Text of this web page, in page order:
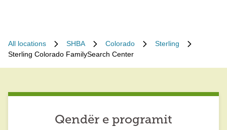
All locations SHBA Colorado
Sterling
Sterling Colorado FamilySearch Center
Qendër e programit